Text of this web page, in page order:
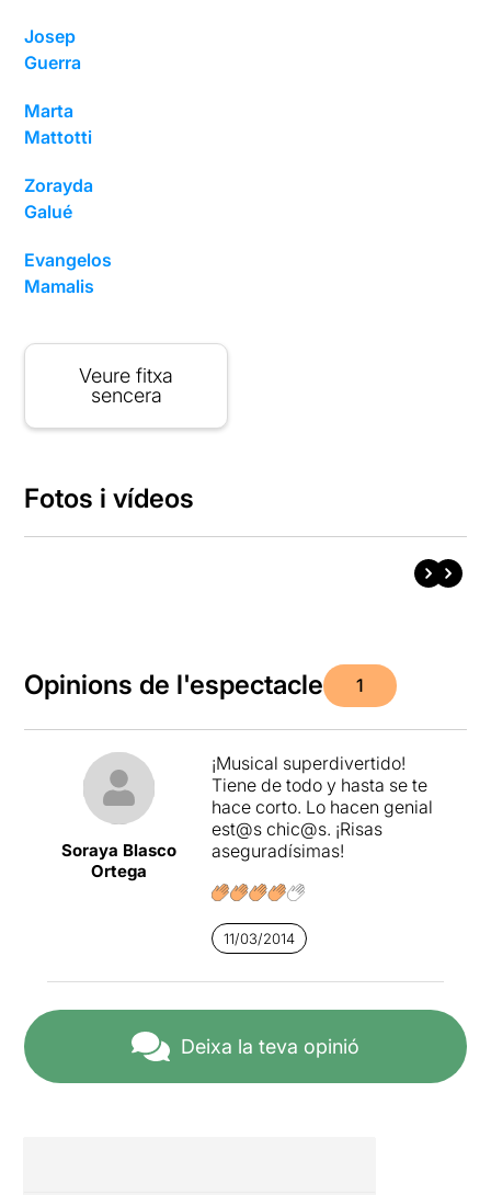
Josep
Guerra
Marta
Mattotti
Zorayda
Galué
Evangelos
Mamalis
Veure fitxa
sencera
Fotos i vídeos
Opinions de l'espectacle 1
Soraya Blasco
Ortega
¡Musical superdivertido!
Tiene de todo y hasta se te
hace corto. Lo hacen genial
est@s chic@s. ¡Risas
aseguradísimas!
11/03/2014
Deixa la teva opinió